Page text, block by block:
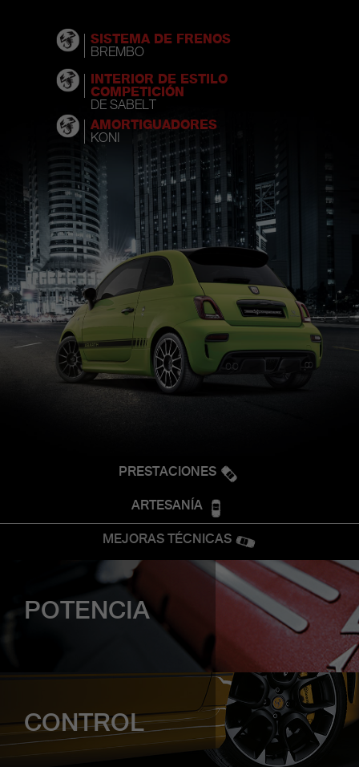
SISTEMA DE FRENOS
BREMBO
INTERIOR DE ESTILO
COMPETICIÓN
DE SABELT
AMORTIGUADORES
KONI
PRESTACIONES
ARTESANÍA
MEJORAS TÉCNICAS
POTENCIA
MOTOR
CONTROL